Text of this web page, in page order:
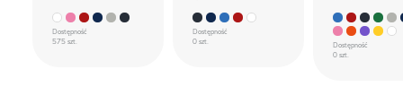
Dostępność
575 szt.
Dostępność
0 szt.
Dostępność
0 szt.